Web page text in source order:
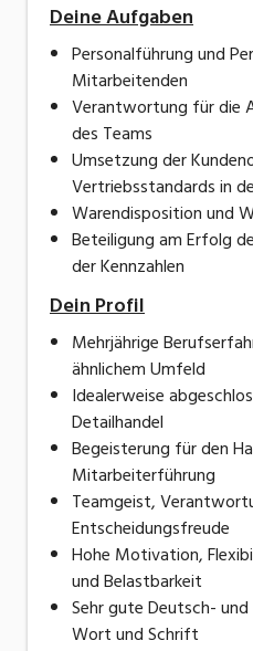
Deine Aufgaben
Personalführung und
Mitarbeitenden
Verantwortung für die
des Teams
Umsetzung der
Vertriebsstandards in
Warendisposition und
Beteiligung am Erfolg
der Kennzahlen
Dein Profil
Mehrjährige
ähnlichem Umfeld
Idealerweise
Detailhandel
Begeisterung für den
Mitarbeiterführung
Teamgeist,
Entscheidungsfreude
Hohe Motivation,
und Belastbarkeit
Sehr gute Deutsch-
Wort und Schrift